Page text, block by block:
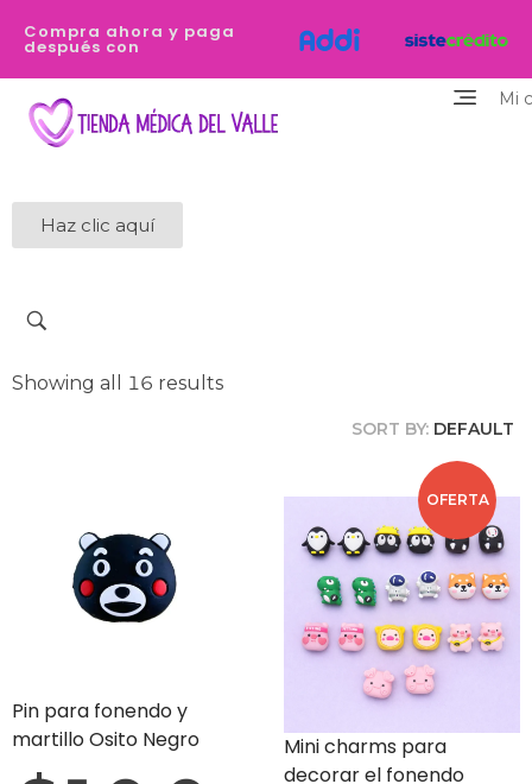
Compra ahora y paga
después con
Mi
Haz clic aquí
Showing all 16 results
SORT BY: DEFAULT
OFERTA
Pin para fonendo y
martillo Osito Negro
Mini charms para
decorar el fonendo